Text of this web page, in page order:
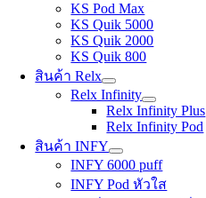
KS Pod Max
KS Quik 5000
KS Quik 2000
KS Quik 800
สินค้า Relx
Relx Infinity
Relx Infinity Plus
Relx Infinity Pod
สินค้า INFY
INFY 6000 puff
INFY Pod หัวใส